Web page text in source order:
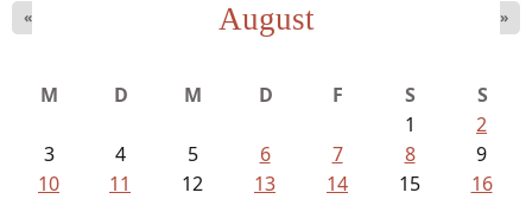
Struckmeyer, Ingeborg - Sprachlos...
August
« »
M D M D F S
S
1
2
3
4 5 6 7 8
9
10
11 12 13 14 15
16